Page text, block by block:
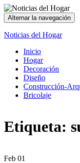
Alternar la navegación
Noticias del Hogar
Inicio
Hogar
Decoración
Diseño
Construcción-
Bricolaje
Etiqueta:
Feb 01